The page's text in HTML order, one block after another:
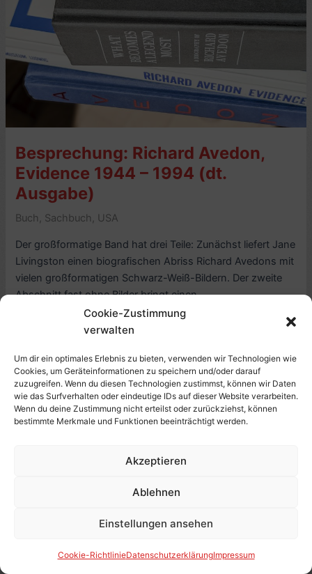
Cookie-Zustimmung
verwalten
Um dir ein optimales Erlebnis zu bieten, verwenden wir Technologien wie
Cookies, um Geräteinformationen zu speichern und/oder darauf
zuzugreifen. Wenn du diesen Technologien zustimmst, können wir Daten
wie das Surfverhalten oder eindeutige IDs auf dieser Website verarbeiten.
Wenn du deine Zustimmung nicht erteilst oder zurückziehst, können
bestimmte Merkmale und Funktionen beeinträchtigt werden.
Akzeptieren
Ablehnen
Einstellungen ansehen
Cookie-RichtlinieDatenschutzerklärungImpressum
Legend
Most,
Philip
Gefter
(2020)
Besprechung: Richard Avedon,
Evidence 1944 – 1994 (dt.
Ausgabe)
Buch , Sachbuch , USA
Der großformatige Band hat drei Teile: Zunächst liefert Jane
Livingston einen biografischen Abriss Richard Avedons mit
vielen großformatigen Schwarz-Weiß-Bildern. Der zweite
Abschnitt fast ohne Bilder bringt einen
Avedon,
Evidence
1944
–
1994
Lese-Eindruck: Die kleine
Schwester, von Raymond